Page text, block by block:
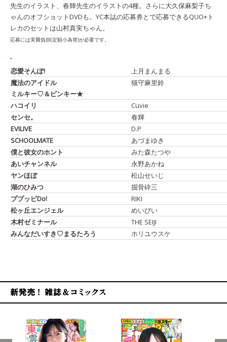
先生のイラスト、春輝先生のイラストの4種。さらに大久保麻梨子ち
ゃんのオフショットDVDも。YC本誌の応募券とで応募できるQUO+ト
レカのセットは山村真実ちゃん。
応募には実費負担(定額小為替)が必要です。
.
恋愛そんぽ!
上月まんまる
魔法のアイドル
ミルキー♡＆ピンキー★
猫守麻里鈴
ハコイリ
Cuvie
センセ。
春輝
EVILIVE
D.P
SCHOOLMATE
あづまゆき
僕と彼女のホント
みた森たつや
あいチャンネル
永野あかね
ヤンほぼ
松山せいじ
湖のひみつ
掘骨砕三
ププッピDo!
RIKI
松ヶ丘エンジェル
めいびい
木村ゼミナール
THE SEIJI
みんなだいすき♡まるたろう
ホリユウスケ